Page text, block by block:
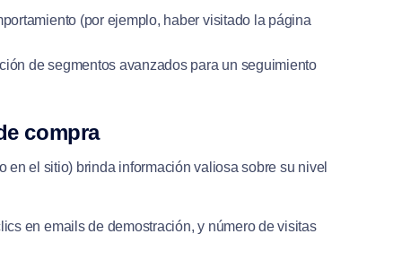
(por ejemplo, haber visitado la página
de segmentos avanzados para un seguimiento
compra
el sitio) brinda información valiosa sobre su nivel
en emails de demostración, y número de visitas